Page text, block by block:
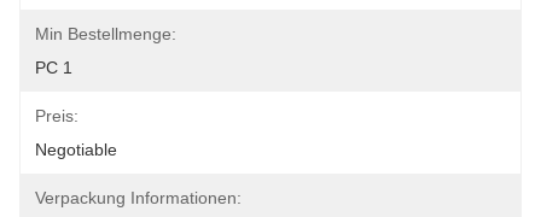
Min Bestellmenge:
PC 1
Preis:
Negotiable
Verpackung Informationen: